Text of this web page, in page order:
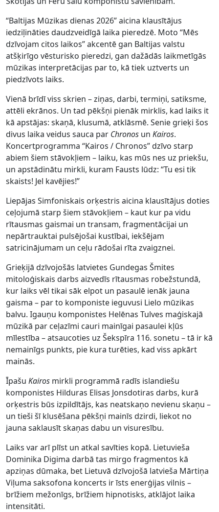
“Baltijas Mūzikas dienas 2026” aicina klausītājus
iedziļināties daudzveidīgā laika pieredzē. Moto “Mēs
dzīvojam citos laikos” akcentē gan Baltijas valstu
atšķirīgo vēsturisko pieredzi, gan dažādās laikmetīgās
mūzikas interpretācijas par to, kā tiek uztverts un
piedzīvots laiks.
Vienā brīdī viss skrien – ziņas, darbi, termiņi, satiksme,
attēli ekrānos. Un tad pēkšņi pienāk mirklis, kad laiks it
kā apstājas: skaņā, klusumā, atklāsmē. Senie grieķi šos
divus laika veidus sauca par Chronos un Kairos.
Koncertprogramma “Kairos / Chronos” dzīvo starp
abiem šiem stāvokļiem – laiku, kas mūs nes uz priekšu,
un apstādinātu mirkli, kuram Fausts lūdz: “Tu esi tik
skaists! Jel kavējies!”
Liepājas Simfoniskais orķestris aicina klausītājus doties
ceļojumā starp šiem stāvokļiem – kaut kur pa vidu
rītausmas gaismai un transam, fragmentācijai un
nepārtrauktai pulsējošai kustībai, iekšējam
satricinājumam un ceļu rādošai rīta zvaigznei.
Grieķijā dzīvojošās latvietes Gundegas Šmites
mitoloģiskais darbs aizvedīs rītausmas robežstundā,
kur laiks vēl tikai sāk elpot un pasaulē ienāk jauna
gaisma – par to komponiste ieguvusi Lielo mūzikas
balvu. Igauņu komponistes Helēnas Tulves maģiskajā
mūzikā par ceļazīmi cauri mainīgai pasaulei kļūs
mīlestība – atsaucoties uz Šekspīra 116. sonetu – tā ir kā
nemainīgs punkts, pie kura turēties, kad viss apkārt
mainās.
Īpašu Kairos mirkli programmā radīs islandiešu
komponistes Hilduras Elisas Jonsdotiras darbs, kurā
orķestris būs izpildītājs, kas neatskaņo nevienu skaņu –
un tieši šī klusēšana pēkšņi mainīs dzirdi, liekot no
jauna saklausīt skaņas dabu un visuresību.
Laiks var arī plīst un atkal savīties kopā. Lietuvieša
Dominika Digima darbā tas mirgo fragmentos kā
apziņas dūmaka, bet Lietuvā dzīvojošā latvieša Mārtiņa
Viļuma saksofona koncerts ir īsts enerģijas vilnis –
brīžiem mežonīgs, brīžiem hipnotisks, atklājot laika
intensitāti.